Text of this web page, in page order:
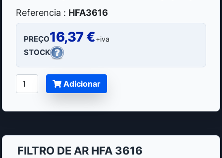
Referencia : HFA3616
PREÇO16,37 €+iva
STOCK
Adicionar
FILTRO DE AR HFA 3616